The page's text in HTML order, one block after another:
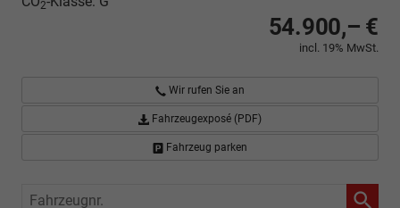
2
54.900,– €
incl. 19% MwSt.
Wir rufen Sie an
Fahrzeugexposé (PDF)
Fahrzeug parken
Fahrzeugnr.